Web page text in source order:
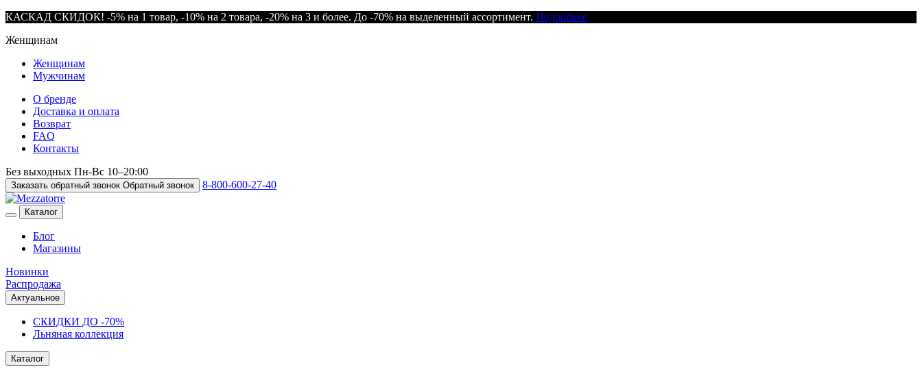
КАСКАД СКИДОК! -5% на 1 товар, -10% на 2 товара, -20% на 3 и более. До -70% на выделенный ассортимент. Подробнее
Женщинам
Женщинам
Мужчинам
О бренде
Доставка и оплата
Возврат
FAQ
Контакты
Без выходных Пн-Вс 10–20:00
Заказать обратный звонок Обратный звонок 8-800-600-27-40
Каталог
Блог
Магазины
Новинки
Распродажа
Актуальное
СКИДКИ ДО -70%
Льняная коллекция
Каталог